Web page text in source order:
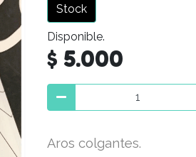
Stock
Disponible.
$ 5.000
Aros colgantes.